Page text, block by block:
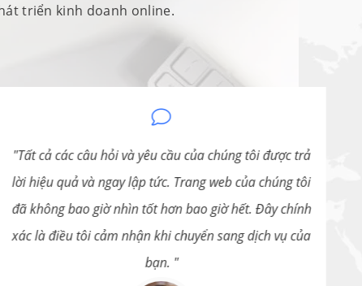
triển kinh doanh online.
Tất cả các câu hỏi và yêu cầu của chúng tôi được trả
lời hiệu quả và ngay lập tức. Trang web của chúng tôi
đã không bao giờ nhìn tốt hơn bao giờ hết. Đây chính
xác là điều tôi cảm nhận khi chuyển sang dịch vụ của
bạn.